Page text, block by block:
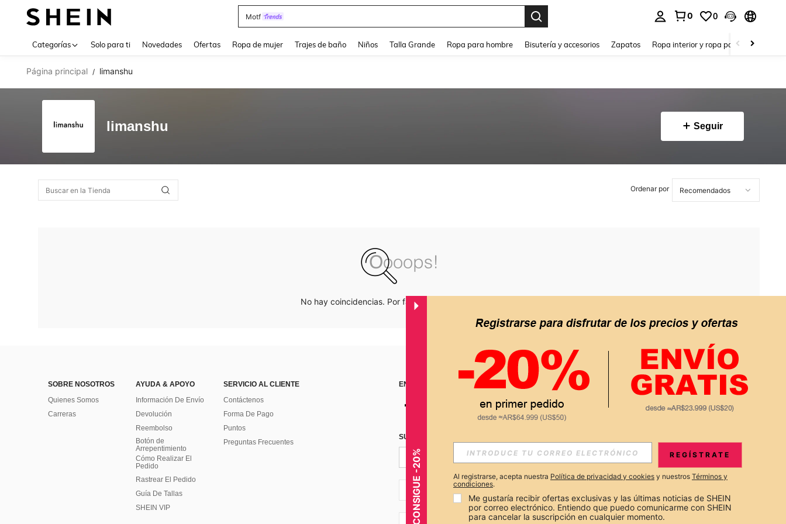
Motf
0 0
Categorías Solo para ti Novedades Ofertas Ropa de mujer Trajes de baño Niños Talla Grande Ropa para hombre Bisutería y accesorios Zapatos Ropa interior y ropa para dormir
Página principal / limanshu
limanshu Seguir
Ordenar por
No hay coincidencias. Por favor inténtalo de nuevo.
SOBRE NOSOTROS
Quienes Somos
Carreras
AYUDA & APOYO
Información De Envío
Devolución
Reembolso
Botón de
Arrepentimiento
Cómo Realizar El
Pedido
Rastrear El Pedido
Guía De Tallas
SHEIN VIP
SERVICIO AL CLIENTE
Contáctenos
Forma De Pago
Puntos
Preguntas Frecuentes
ENCUÉNTRANOS EN APP
SUSCRÍBETE PARA RECIBIR OFERTAS EXCLUSIVAS, PROMOCIONES Y NOTICIAS DE SHEIN
Suscribir
AR + 54
CONSIGUE -20% REGÍSTRATE
Al registrarse, acepta nuestra Política de privacidad y cookies y nuestros Términos y
condiciones.
Me gustaría recibir ofertas exclusivas y las últimas noticias de SHEIN
por correo electrónico. Entiendo que puedo comunicarme con SHEIN
para cancelar la suscripción en cualquier momento.